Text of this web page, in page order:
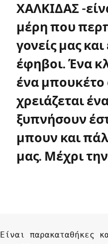
ΧΑΛΚΙΔΑΣ -
μέρη που
γονείς μας
έφηβοι. Ένα
ένα
χρειάζεται
ξυπνήσουν
μπουν και
μας. Μέχρι
Είναι παρακαταθήκες